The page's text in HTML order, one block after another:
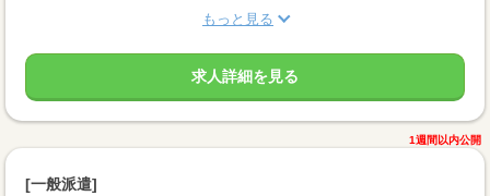
もっと見る
求人詳細を見る
1週間以内公開
[一般派遣]